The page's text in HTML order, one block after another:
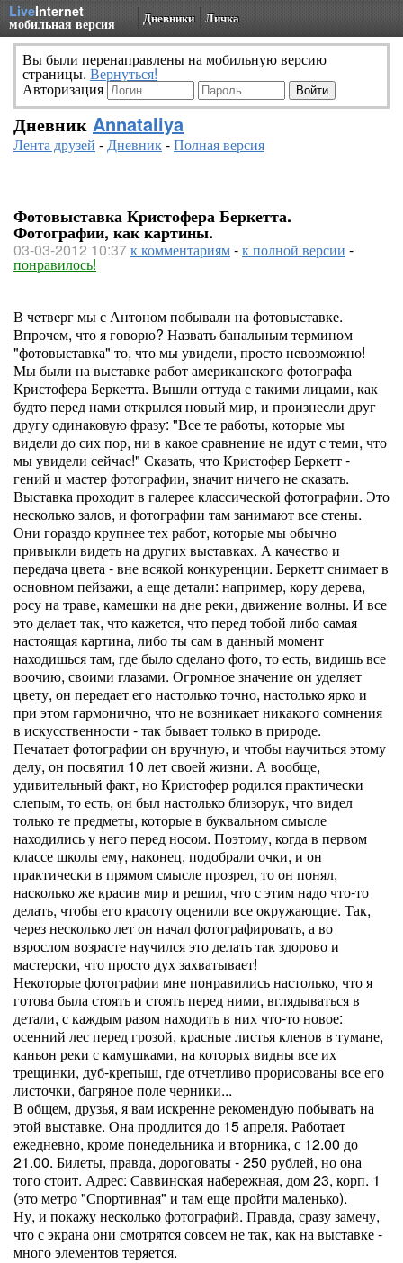
LiveInternet
мобильная версия Дневники Личка
Вы были перенаправлены на мобильную версию
страницы. Вернуться!
Авторизация
Дневник Annataliya
Лента друзей -Дневник-Полная версия
Фотовыставка Кристофера Беркетта.
Фотографии, как картины.
03-03-2012 10:37к комментариям-к полной версии -
понравилось!
В четверг мы с Антоном побывали на фотовыставке.
Впрочем, что я говорю? Назвать банальным термином
"фотовыставка" то, что мы увидели, просто невозможно!
Мы были на выставке работ американского фотографа
Кристофера Беркетта. Вышли оттуда с такими лицами, как
будто перед нами открылся новый мир, и произнесли друг
другу одинаковую фразу: "Все те работы, которые мы
видели до сих пор, ни в какое сравнение не идут с теми, что
мы увидели сейчас!" Сказать, что Кристофер Беркетт -
гений и мастер фотографии, значит ничего не сказать.
Выставка проходит в галерее классической фотографии. Это
несколько залов, и фотографии там занимают все стены.
Они гораздо крупнее тех работ, которые мы обычно
привыкли видеть на других выставках. А качество и
передача цвета - вне всякой конкуренции. Беркетт снимает в
основном пейзажи, а еще детали: например, кору дерева,
росу на траве, камешки на дне реки, движение волны. И все
это делает так, что кажется, что перед тобой либо самая
настоящая картина, либо ты сам в данный момент
находишься там, где было сделано фото, то есть, видишь все
воочию, своими глазами. Огромное значение он уделяет
цвету, он передает его настолько точно, настолько ярко и
при этом гармонично, что не возникает никакого сомнения
в искусственности - так бывает только в природе.
Печатает фотографии он вручную, и чтобы научиться этому
делу, он посвятил 10 лет своей жизни. А вообще,
удивительный факт, но Кристофер родился практически
слепым, то есть, он был настолько близорук, что видел
только те предметы, которые в буквальном смысле
находились у него перед носом. Поэтому, когда в первом
классе школы ему, наконец, подобрали очки, и он
практически в прямом смысле прозрел, то он понял,
насколько же красив мир и решил, что с этим надо что-то
делать, чтобы его красоту оценили все окружающие. Так,
через несколько лет он начал фотографировать, а во
взрослом возрасте научился это делать так здорово и
мастерски, что просто дух захватывает!
Некоторые фотографии мне понравились настолько, что я
готова была стоять и стоять перед ними, вглядываться в
детали, с каждым разом находить в них что-то новое:
осенний лес перед грозой, красные листья кленов в тумане,
каньон реки с камушками, на которых видны все их
трещинки, дуб-крепыш, где отчетливо прорисованы все его
листочки, багряное поле черники...
В общем, друзья, я вам искренне рекомендую побывать на
этой выставке. Она продлится до 15 апреля. Работает
ежедневно, кроме понедельника и вторника, с 12.00 до
21.00. Билеты, правда, дороговаты - 250 рублей, но она
того стоит. Адрес: Саввинская набережная, дом 23, корп. 1
(это метро "Спортивная" и там еще пройти маленько).
Ну, и покажу несколько фотографий. Правда, сразу замечу,
что с экрана они смотрятся совсем не так, как на выставке -
много элементов теряется.